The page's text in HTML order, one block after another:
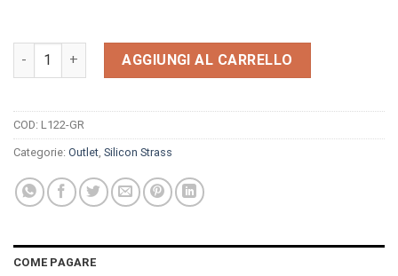
Orologio Light Time Silicon strass L122-GR quantità
AGGIUNGI AL CARRELLO
COD: L122-GR
Categorie: Outlet Silicon Strass
COME PAGARE